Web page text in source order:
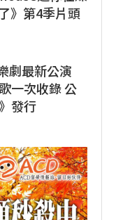
》第4季片頭
劇最新公演
一次收錄 公
發行